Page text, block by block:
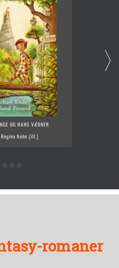
OG HANS VÆBNER
Kehn (ill.)
romaner